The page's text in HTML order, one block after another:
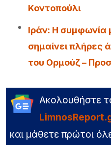
Κοντοπούλι
Iράν: Η συμφωνία
σημαίνει πλήρες
του Ορμούζ –
Ακολουθήστε
και μάθετε πρώτοι